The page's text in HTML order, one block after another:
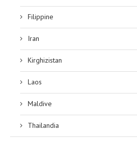
Filippine
Iran
Kirghizistan
Laos
Maldive
Thailandia